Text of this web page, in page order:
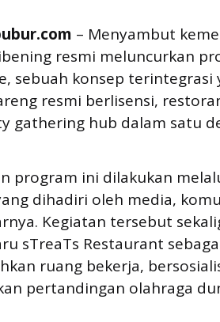
– Menyambut
resmi meluncurkan
sebuah konsep
resmi berlisensi,
gathering hub dalam satu
program ini dilakukan
dihadiri oleh media,
Kegiatan tersebut
sTreaTs Restaurant
ruang bekerja,
pertandingan olahraga